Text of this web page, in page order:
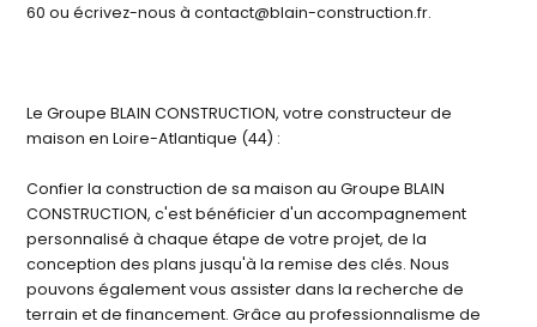
60 ou écrivez-nous à contact@blain-construction.fr.
Le Groupe BLAIN CONSTRUCTION, votre constructeur de
maison en Loire-Atlantique (44) :
Confier la construction de sa maison au Groupe BLAIN
CONSTRUCTION, c'est bénéficier d'un accompagnement
personnalisé à chaque étape de votre projet, de la
conception des plans jusqu'à la remise des clés. Nous
pouvons également vous assister dans la recherche de
terrain et de financement. Grâce au professionnalisme de